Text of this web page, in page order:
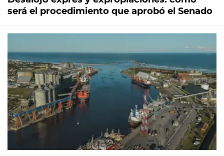
será el procedimiento que aprobó el Senado